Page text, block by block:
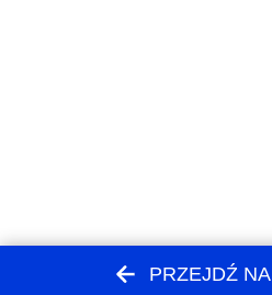
PRZEJDŹ NA